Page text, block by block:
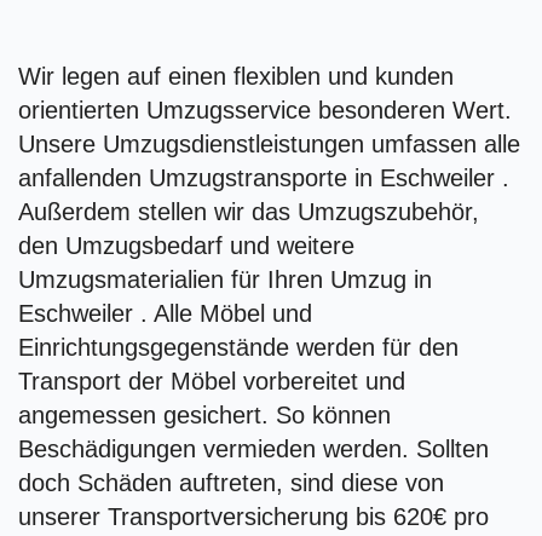
Wir legen auf einen flexiblen und kunden
orientierten Umzugsservice besonderen Wert.
Unsere Umzugsdienstleistungen umfassen alle
anfallenden Umzugstransporte in Eschweiler .
Außerdem stellen wir das Umzugszubehör,
den Umzugsbedarf und weitere
Umzugsmaterialien für Ihren Umzug in
Eschweiler . Alle Möbel und
Einrichtungsgegenstände werden für den
Transport der Möbel vorbereitet und
angemessen gesichert. So können
Beschädigungen vermieden werden. Sollten
doch Schäden auftreten, sind diese von
unserer Transportversicherung bis 620€ pro